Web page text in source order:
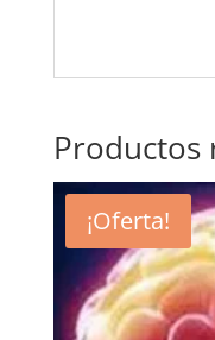
Productos
¡Oferta!